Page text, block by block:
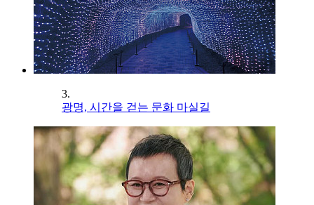
3.
광명, 시간을 걷는 문화 마실길